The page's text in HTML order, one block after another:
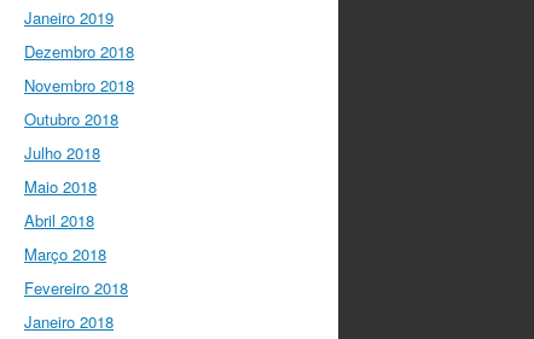
Janeiro 2019
Dezembro 2018
Novembro 2018
Outubro 2018
Julho 2018
Maio 2018
Abril 2018
Março 2018
Fevereiro 2018
Janeiro 2018